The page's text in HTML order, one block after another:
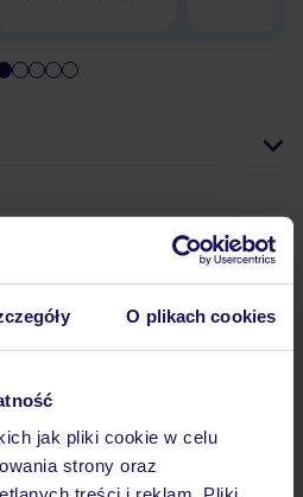
O plikach cookies
jak pliki cookie w celu
strony oraz